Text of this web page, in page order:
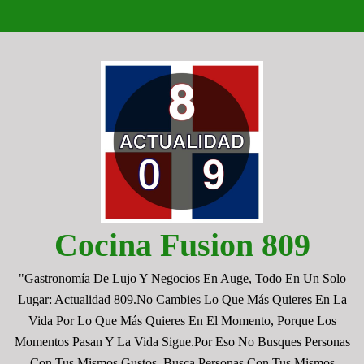
Cocina Fusion 809
"Gastronomía De Lujo Y Negocios En Auge, Todo En Un Solo
Lugar: Actualidad 809.No Cambies Lo Que Más Quieres En La
Vida Por Lo Que Más Quieres En El Momento, Porque Los
Momentos Pasan Y La Vida Sigue.por Eso No Busques Personas